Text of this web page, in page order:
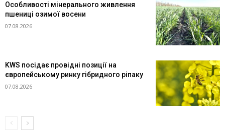
Особливості мінерального живлення
пшениці озимої восени
07.08.2026
KWS посідає провідні позиції на
європейському ринку гібридного ріпаку
07.08.2026